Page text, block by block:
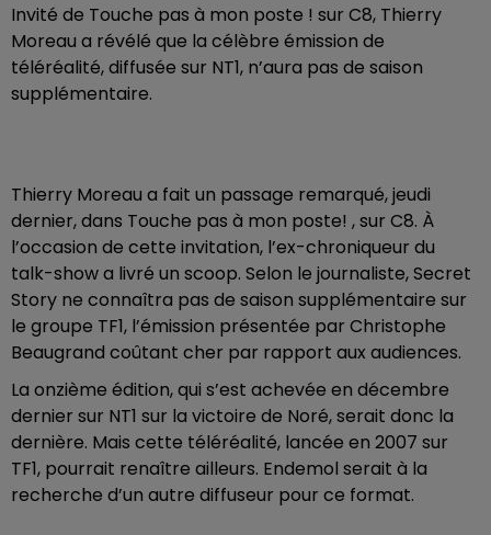
Invité de Touche pas à mon poste ! sur C8, Thierry
Moreau a révélé que la célèbre émission de
téléréalité, diffusée sur NT1, n’aura pas de saison
supplémentaire.
Thierry Moreau a fait un passage remarqué, jeudi
dernier, dans Touche pas à mon poste! , sur C8. À
l’occasion de cette invitation, l’ex-chroniqueur du
talk-show a livré un scoop. Selon le journaliste, Secret
Story ne connaîtra pas de saison supplémentaire sur
le groupe TF1, l’émission présentée par Christophe
Beaugrand coûtant cher par rapport aux audiences.
La onzième édition, qui s’est achevée en décembre
dernier sur NT1 sur la victoire de Noré, serait donc la
dernière. Mais cette téléréalité, lancée en 2007 sur
TF1, pourrait renaître ailleurs. Endemol serait à la
recherche d’un autre diffuseur pour ce format.